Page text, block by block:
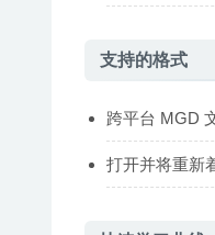
支持的格式
跨平台 MGD
打开并将重新